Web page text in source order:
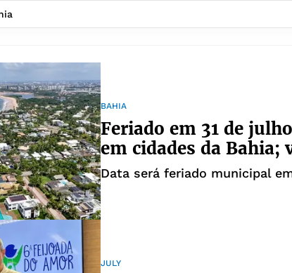
BAHIA
Feriado em 31 de
em cidades da Bahia;
Data será feriado municipal
JULY